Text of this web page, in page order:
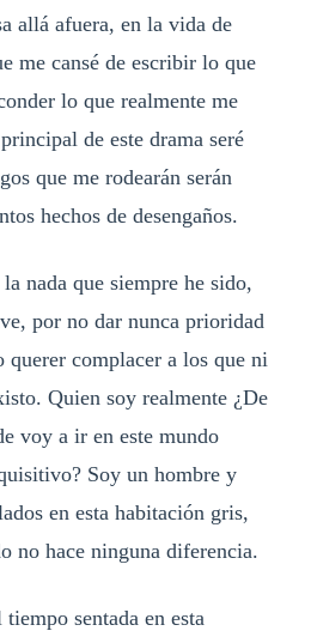
allá afuera, en la vida de
me cansé de escribir lo que
lo que realmente me
de este drama seré
que me rodearán serán
hechos de desengaños.
nada que siempre he sido,
por no dar nunca prioridad
querer complacer a los que ni
Quien soy realmente ¿De
voy a ir en este mundo
Soy un hombre y
en esta habitación gris,
no hace ninguna diferencia.
sentada en esta